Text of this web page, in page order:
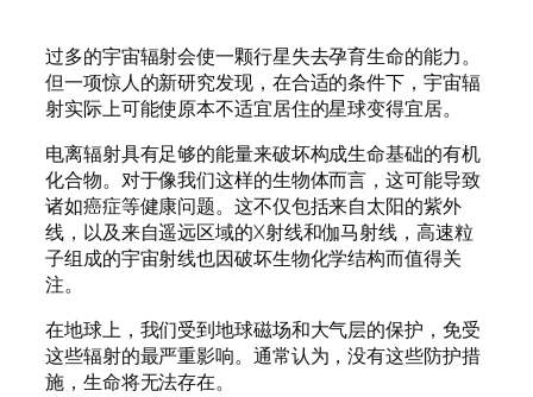
过多的宇宙辐射会使一颗行星失去孕育生命的能力。
但一项惊人的新研究发现，在合适的条件下，宇宙辐
射实际上可能使原本不适宜居住的星球变得宜居。
电离辐射具有足够的能量来破坏构成生命基础的有机
化合物。对于像我们这样的生物体而言，这可能导致
诸如癌症等健康问题。这不仅包括来自太阳的紫外
线，以及来自遥远区域的X射线和伽马射线，高速粒
子组成的宇宙射线也因破坏生物化学结构而值得关
注。
在地球上，我们受到地球磁场和大气层的保护，免受
这些辐射的最严重影响。通常认为，没有这些防护措
施，生命将无法存在。